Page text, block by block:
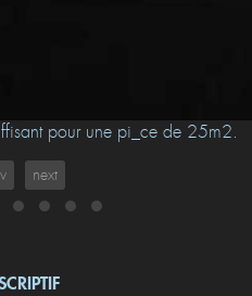
pour une pi_ce de 25m2.
next